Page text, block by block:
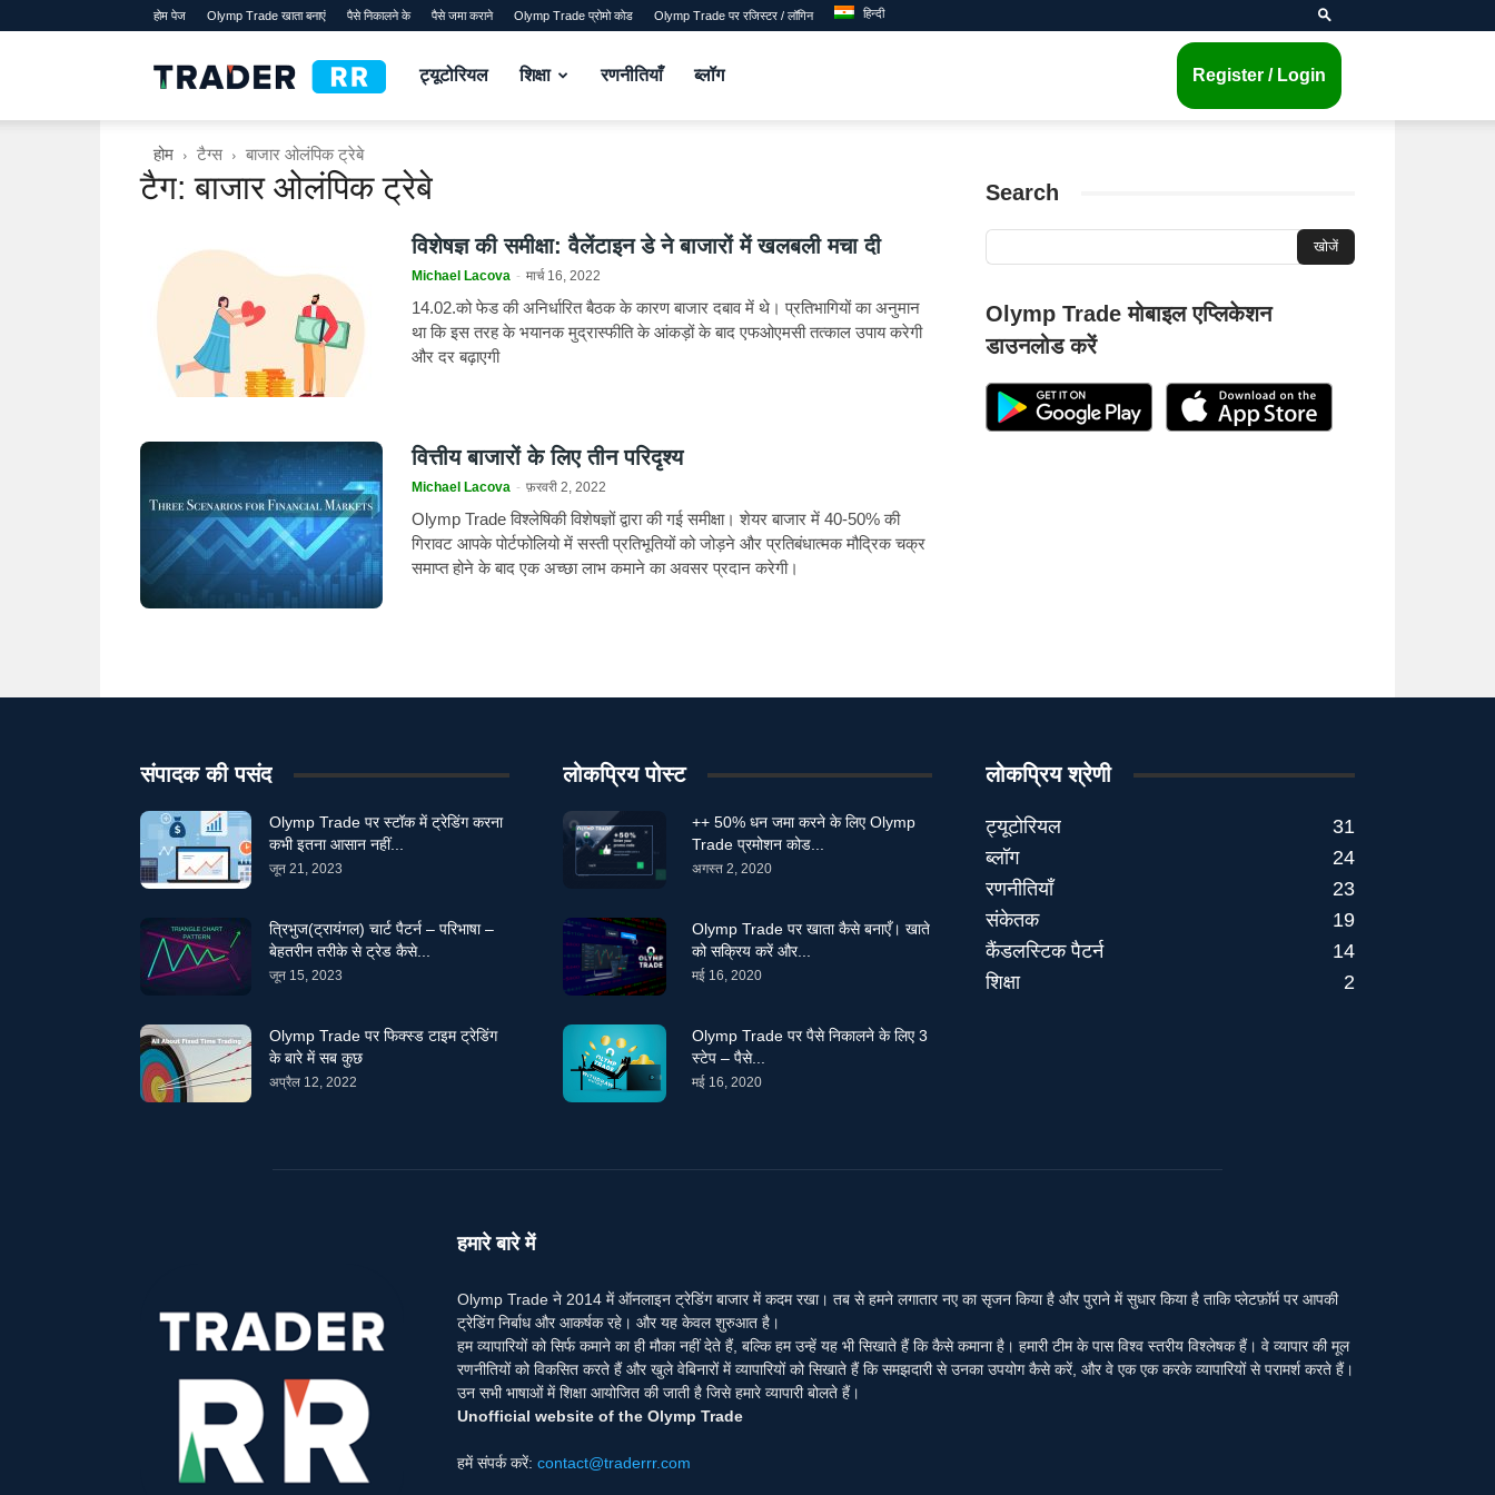
होम पेज Olymp Trade खाता बनाएं पैसे निकालने के पैसे जमा कराने Olymp Trade प्रोमो कोड Olymp Trade पर रजिस्टर / लॉगिन हिन्दी
TraderRR
ट्यूटोरियल शिक्षा रणनीतियाँ ब्लॉग Register / Login
होम टैग्स बाजार ओलंपिक ट्रेबे
टैग: बाजार ओलंपिक ट्रेबे
विशेषज्ञ की समीक्षा: वैलेंटाइन डे ने बाजारों में खलबली मचा दी
Michael Lacova - मार्च 16, 2022
14.02.को फेड की अनिर्धारित बैठक के कारण बाजार दबाव में थे। प्रतिभागियों का अनुमान
था कि इस तरह के भयानक मुद्रास्फीति के आंकड़ों के बाद एफओएमसी तत्काल उपाय करेगी
और दर बढ़ाएगी
वित्तीय बाजारों के लिए तीन परिदृश्य
Michael Lacova - फ़रवरी 2, 2022
Olymp Trade विश्लेषिकी विशेषज्ञों द्वारा की गई समीक्षा। शेयर बाजार में 40-50% की
गिरावट आपके पोर्टफोलियो में सस्ती प्रतिभूतियों को जोड़ने और प्रतिबंधात्मक मौद्रिक चक्र
समाप्त होने के बाद एक अच्छा लाभ कमाने का अवसर प्रदान करेगी।
Search
Olymp Trade मोबाइल एप्लिकेशन
डाउनलोड करें
संपादक की पसंद
Olymp Trade पर स्टॉक में ट्रेडिंग करना
कभी इतना आसान नहीं...
जून 21, 2023
त्रिभुज(ट्रायंगल) चार्ट पैटर्न – परिभाषा –
बेहतरीन तरीके से ट्रेड कैसे...
जून 15, 2023
Olymp Trade पर फिक्स्ड टाइम ट्रेडिंग
के बारे में सब कुछ
अप्रैल 12, 2022
लोकप्रिय पोस्ट
++ 50% धन जमा करने के लिए Olymp
Trade प्रमोशन कोड...
अगस्त 2, 2020
Olymp Trade पर खाता कैसे बनाएँ। खाते
को सक्रिय करें और...
मई 16, 2020
Olymp Trade पर पैसे निकालने के लिए 3
स्टेप – पैसे...
मई 16, 2020
लोकप्रिय श्रेणी
ट्यूटोरियल
31
ब्लॉग
24
रणनीतियाँ
23
संकेतक
19
कैंडलस्टिक पैटर्न
14
शिक्षा
2
हमारे बारे में
Olymp Trade ने 2014 में ऑनलाइन ट्रेडिंग बाजार में कदम रखा। तब से हमने लगातार नए का सृजन किया है और पुराने में सुधार किया है ताकि प्लेटफ़ॉर्म पर आपकी
ट्रेडिंग निर्बाध और आकर्षक रहे। और यह केवल शुरुआत है।
हम व्यापारियों को सिर्फ कमाने का ही मौका नहीं देते हैं, बल्कि हम उन्हें यह भी सिखाते हैं कि कैसे कमाना है। हमारी टीम के पास विश्व स्तरीय विश्लेषक हैं। वे व्यापार की मूल
रणनीतियों को विकसित करते हैं और खुले वेबिनारों में व्यापारियों को सिखाते हैं कि समझदारी से उनका उपयोग कैसे करें, और वे एक एक करके व्यापारियों से परामर्श करते हैं।
उन सभी भाषाओं में शिक्षा आयोजित की जाती है जिसे हमारे व्यापारी बोलते हैं।
Unofficial website of the Olymp Trade
हमें संपर्क करें: contact@traderrr.com